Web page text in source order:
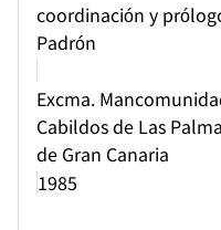
coordinación y
Padrón
Excma.
Cabildos de Las
de Gran Canaria
1985